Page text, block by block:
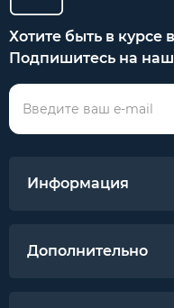
Хотите быть в курсе
Подпишитесь на
Информация
Дополнительно